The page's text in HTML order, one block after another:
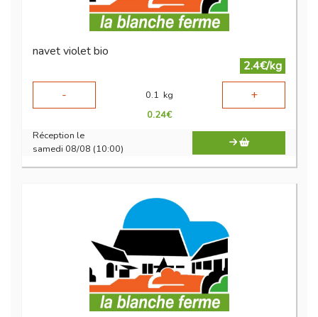
navet violet bio
2.4€/kg
-
0.1 kg +
0.24€
Réception le
samedi 08/08 (10:00)